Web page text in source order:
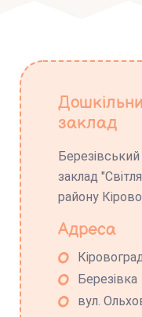
заклад
заклад
району
Адреса
Березівка
вул.